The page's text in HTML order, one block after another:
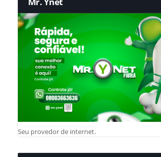
Seu provedor de internet.